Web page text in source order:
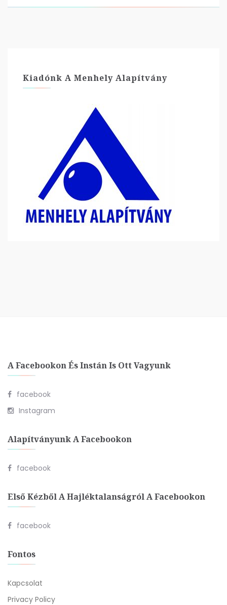
Kiadónk A Menhely Alapítvány
A Facebookon És Instán Is Ott Vagyunk
facebook
Instagram
Alapítványunk A Facebookon
facebook
Első Kézből A Hajléktalanságról A Facebookon
facebook
Fontos
Kapcsolat
Privacy Policy